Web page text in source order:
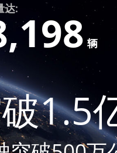
达:
辆
1.5